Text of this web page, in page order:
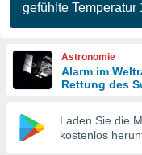
sind.
diese
gefühlte Temperatur
Astronomie
Alarm im
Rettung des
Laden Sie die
kostenlos